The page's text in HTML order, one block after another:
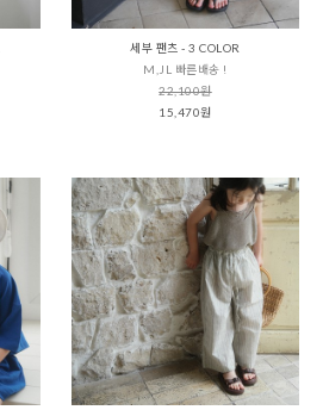
세부 팬츠 - 3 COLOR
M,JL 빠른배송 !
22,100원
15,470원